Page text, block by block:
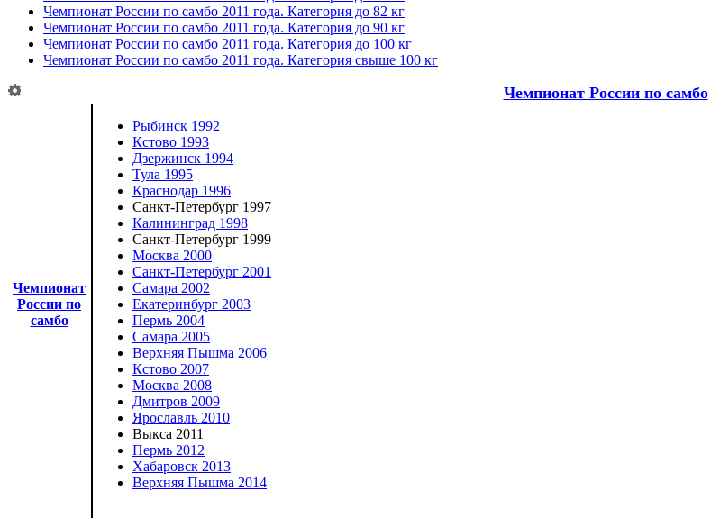
Чемпионат России по самбо 2011 года. Категория до 82 кг
Чемпионат России по самбо 2011 года. Категория до 90 кг
Чемпионат России по самбо 2011 года. Категория до 100 кг
Чемпионат России по самбо 2011 года. Категория свыше 100 кг
Чемпионат России по самбо
Чемпионат
России по
самбо
Рыбинск 1992
Кстово 1993
Дзержинск 1994
Тула 1995
Краснодар 1996
Санкт-Петербург 1997
Калининград 1998
Санкт-Петербург 1999
Москва 2000
Санкт-Петербург 2001
Самара 2002
Екатеринбург 2003
Пермь 2004
Самара 2005
Верхняя Пышма 2006
Кстово 2007
Москва 2008
Дмитров 2009
Ярославль 2010
Выкса 2011
Пермь 2012
Хабаровск 2013
Верхняя Пышма 2014